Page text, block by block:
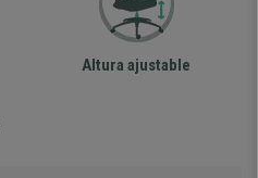
Altura ajustable